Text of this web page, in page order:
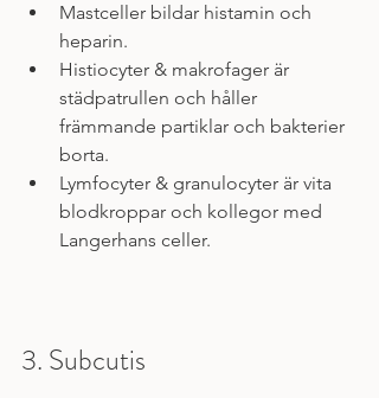
Mastceller bildar histamin och
heparin.
Histiocyter & makrofager är
städpatrullen och håller
främmande partiklar och bakterier
borta.
Lymfocyter & granulocyter är vita
blodkroppar och kollegor med
Langerhans celler.
3. Subcutis